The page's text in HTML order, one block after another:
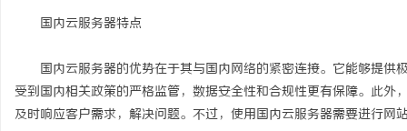
国内云服务器特点
国内云服务器的优势在于其与国内网络的紧密连接。它能够提供
受到国内相关政策的严格监管，数据安全性和合规性更有保障。此
及时响应客户需求，解决问题。不过，使用国内云服务器需要进行网